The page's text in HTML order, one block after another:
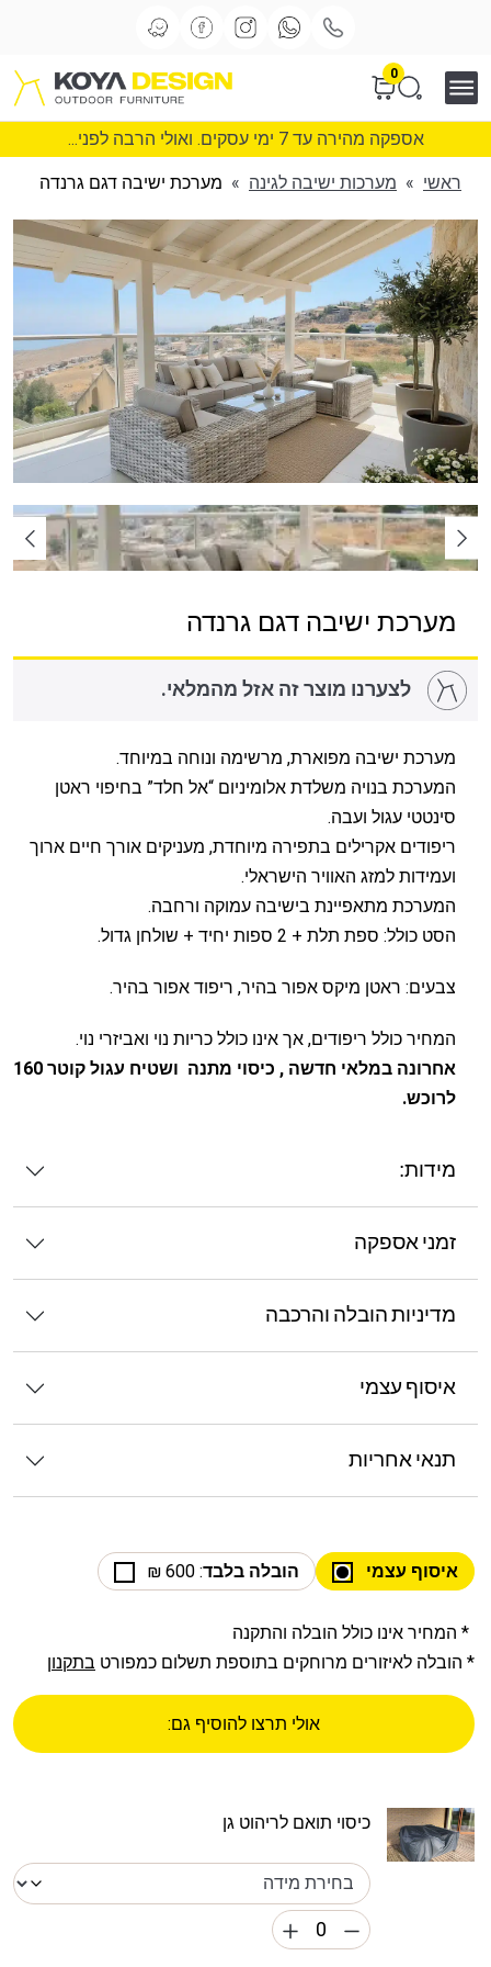
0
אספקה מהירה עד 7 ימי עסקים. ואולי הרבה לפני...
ראשי » מערכות ישיבה לגינה » מערכת ישיבה דגם גרנדה
מערכת ישיבה דגם גרנדה
לצערנו מוצר זה אזל מהמלאי.
מערכת ישיבה מפוארת, מרשימה ונוחה במיוחד.
המערכת בנויה משלדת אלומיניום “אל חלד” בחיפוי ראטן
סינטטי עגול ועבה.
ריפודים אקרילים בתפירה מיוחדת, מעניקים אורך חיים ארוך
ועמידות למזג האוויר הישראלי.
המערכת מתאפיינת בישיבה עמוקה ורחבה.
הסט כולל: ספת תלת + 2 ספות יחיד + שולחן גדול.
צבעים: ראטן מיקס אפור בהיר, ריפוד אפור בהיר.
המחיר כולל ריפודים, אך אינו כולל כריות נוי ואביזרי נוי.
אחרונה במלאי חדשה , כיסוי מתנה ושטיח עגול קוטר 160
לרוכש.
מידות:
זמני אספקה
מדיניות הובלה והרכבה
איסוף עצמי
תנאי אחריות
איסוף עצמי הובלה בלבד: 600 ₪
* המחיר אינו כולל הובלה והתקנה
* הובלה לאיזורים מרוחקים בתוספת תשלום כמפורט בתקנון
אולי תרצו להוסיף גם:
כיסוי תואם לריהוט גן